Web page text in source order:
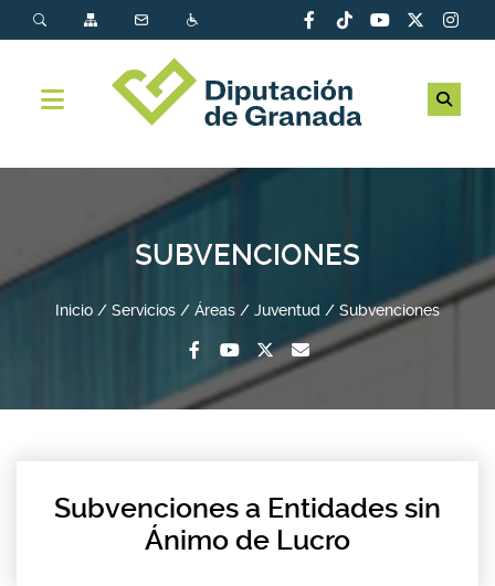
SUBVENCIONES
Inicio Servicios Áreas Juventud Subvenciones
Subvenciones a Entidades sin
Ánimo de Lucro